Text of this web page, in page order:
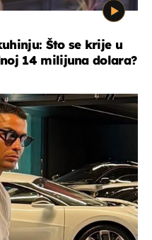
Što se krije u
14 milijuna dolara?